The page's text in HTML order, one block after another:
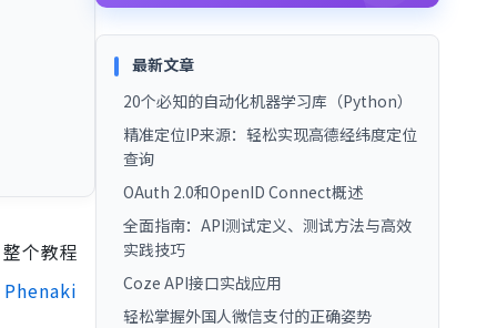
个教程
Phenaki
最新文章
20个必知的自动化机器学习库（Python）
精准定位IP来源：轻松实现高德经纬度定位
查询
OAuth 2.0和OpenID Connect概述
全面指南：API测试定义、测试方法与高效
实践技巧
Coze API接口实战应用
轻松掌握外国人微信支付的正确姿势